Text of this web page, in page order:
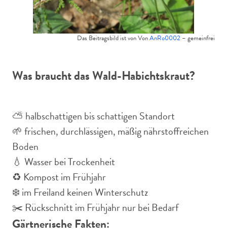
Das Beitragsbild ist von VonAnRo0002 – gemeinfrei
Was braucht das Wald-Habichtskraut?
⛅️ halbschattigen bis schattigen Standort
🌱 frischen, durchlässigen, mäßig nährstoffreichen
Boden
💧 Wasser bei Trockenheit
♻️ Kompost im Frühjahr
❄️ im Freiland keinen Winterschutz
✂️ Rückschnitt im Frühjahr nur bei Bedarf
Gärtnerische Fakten: